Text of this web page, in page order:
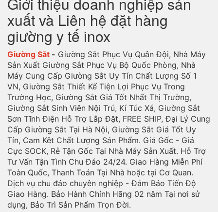
xuất và Liên hệ đặt hàng
giường y tế inox
Giường Sắt - Giường Sắt Phục Vụ Quân Đội, Nhà Máy
Sản Xuất Giường Sắt Phục Vụ Bộ Quốc Phòng, Nhà
Máy Cung Cấp Giường Sắt Uy Tín Chất Lượng Số 1
VN, Giường Sắt Thiết Kế Tiện Lợi Phục Vụ Trong
Trường Học, Giường Sắt Giá Tốt Nhất Thị Trường,
Giường Sắt Sinh Viên Nội Trú, Kí Túc Xá, Giường Sắt
Sơn Tĩnh Điện Hỗ Trợ Lắp Đặt, FREE SHIP, Đại Lý Cung
Cấp Giường Sắt Tại Hà Nội, Giường Sắt Giá Tốt Uy
Tín, Cam Kêt Chất Lượng Sản Phẩm. Giá Gốc - Giá
Cực SOCK, Rẻ Tận Gốc Tại Nhà Máy Sản Xuất. Hỗ Trợ
Tư Vấn Tận Tình Chu Đáo 24/24. Giao Hàng Miễn Phí
Toàn Quốc, Thanh Toán Tại Nhà hoặc tại Cơ Quan.
Dịch vụ chu đáo chuyên nghiệp - Đảm Bảo Tiến Độ
Giao Hàng. Bảo Hành Chính Hãng 02 năm Tại nơi sử
dụng, Bảo Trì Sản Phẩm Trọn Đời.